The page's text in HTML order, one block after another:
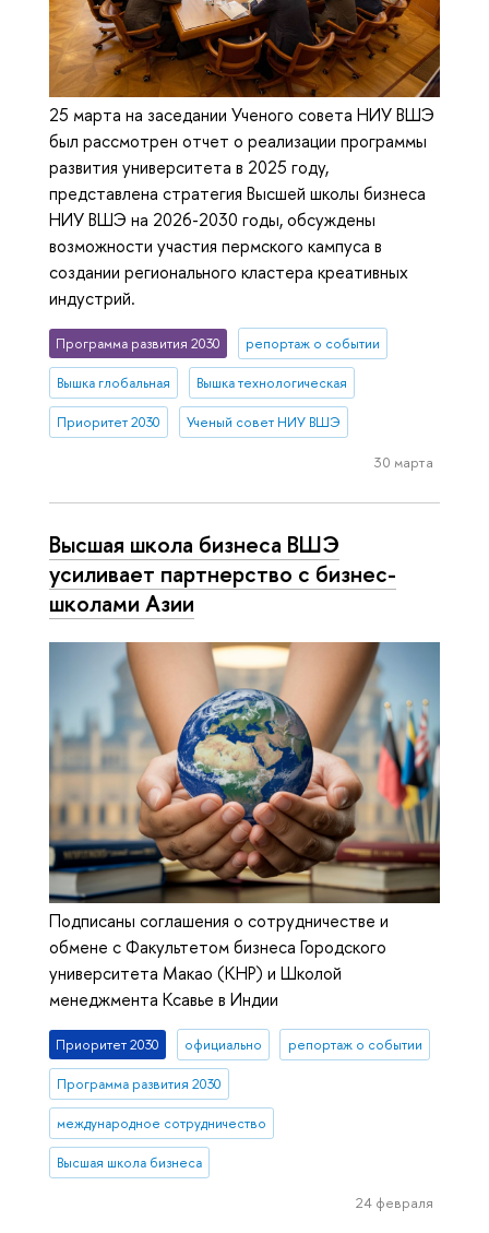
25 марта на заседании Ученого совета НИУ ВШЭ
был рассмотрен отчет о реализации программы
развития университета в 2025 году,
представлена стратегия Высшей школы бизнеса
НИУ ВШЭ на 2026-2030 годы, обсуждены
возможности участия пермского кампуса в
создании регионального кластера креативных
индустрий.
Программа развития 2030 репортаж о событии
Вышка глобальная Вышка технологическая
Приоритет 2030 Ученый совет НИУ ВШЭ
30 марта
Высшая школа бизнеса ВШЭ
усиливает партнерство с бизнес-
школами Азии
Подписаны соглашения о сотрудничестве и
обмене с Факультетом бизнеса Городского
университета Макао (КНР) и Школой
менеджмента Ксавье в Индии
Приоритет 2030 официально репортаж о событии
Программа развития 2030
международное сотрудничество
Высшая школа бизнеса
24 февраля